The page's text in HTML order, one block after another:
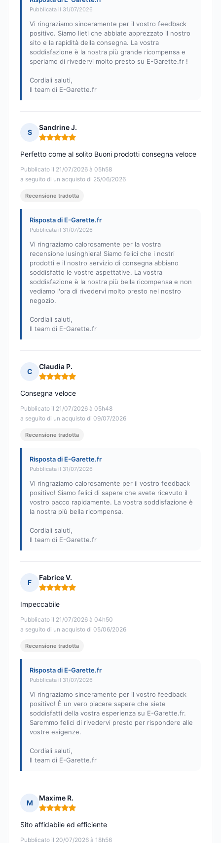
Pubblicata il 31/07/2026
Vi ringraziamo sinceramente per il vostro feedback
positivo. Siamo lieti che abbiate apprezzato il nostro
sito e la rapidità della consegna. La vostra
soddisfazione è la nostra più grande ricompensa e
speriamo di rivedervi molto presto su E-Garette.fr !
Cordiali saluti,
Il team di E-Garette.fr
S
Sandrine J.
Nota: 5 su 5
Pubblicato il 21/07/2026 à 05h58
a seguito di un acquisto di 25/06/2026
Perfetto come al solito Buoni prodotti consegna veloce
Recensione tradotta
Risposta di E-Garette.fr
Pubblicata il 31/07/2026
Vi ringraziamo calorosamente per la vostra
recensione lusinghiera! Siamo felici che i nostri
prodotti e il nostro servizio di consegna abbiano
soddisfatto le vostre aspettative. La vostra
soddisfazione è la nostra più bella ricompensa e non
vediamo l'ora di rivedervi molto presto nel nostro
negozio.
Cordiali saluti,
Il team di E-Garette.fr
C
Claudia P.
Nota: 5 su 5
Pubblicato il 21/07/2026 à 05h48
a seguito di un acquisto di 09/07/2026
Consegna veloce
Recensione tradotta
Risposta di E-Garette.fr
Pubblicata il 31/07/2026
Vi ringraziamo calorosamente per il vostro feedback
positivo! Siamo felici di sapere che avete ricevuto il
vostro pacco rapidamente. La vostra soddisfazione è
la nostra più bella ricompensa.
Cordiali saluti,
Il team di E-Garette.fr
F
Fabrice V.
Nota: 5 su 5
Pubblicato il 21/07/2026 à 04h50
a seguito di un acquisto di 05/06/2026
Impeccabile
Recensione tradotta
Risposta di E-Garette.fr
Pubblicata il 31/07/2026
Vi ringraziamo sinceramente per il vostro feedback
positivo! È un vero piacere sapere che siete
soddisfatti della vostra esperienza su E-Garette.fr.
Saremmo felici di rivedervi presto per rispondere alle
vostre esigenze.
Cordiali saluti,
Il team di E-Garette.fr
M
Maxime R.
Nota: 5 su 5
Pubblicato il 20/07/2026 à 18h56
Sito affidabile ed efficiente